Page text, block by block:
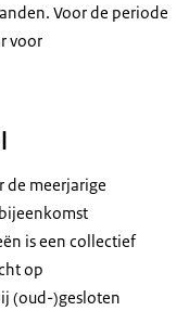
Voor de periode
voor
de meerjarige
is een collectief
op
(oud-)gesloten